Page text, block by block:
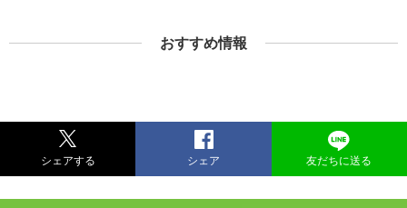
おすすめ情報
シェアする シェア 友だちに送る